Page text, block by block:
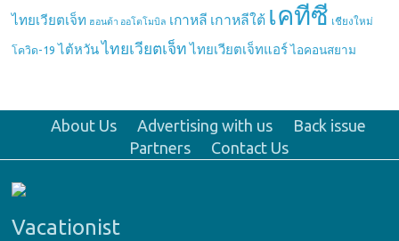
ไทยเวียตเจ็ท ฮอนด้า ออโตโมบิล เกาหลี เกาหลีใต้ เคทีซี เชียงใหม่
โควิด-19 ไต้หวัน ไทยเวียตเจ็ท ไทยเวียตเจ็ทแอร์ ไอคอนสยาม
About Us Advertising with us
Back issue
Partners
Contact Us
Vacationist